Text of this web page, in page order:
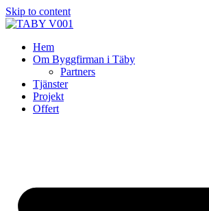
Skip to content
Hem
Om Byggfirman i Täby
Partners
Tjänster
Projekt
Offert